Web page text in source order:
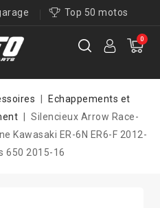
Top 50 motos
0
Echappements et
Silencieux Arrow Race-
Kawasaki ER-6N ER6-F 2012-
650 2015-16